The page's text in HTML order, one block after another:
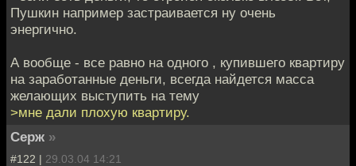
Пушкин например застраивается ну очень
энергично.
А вообще - все равно на одного , купившего квартиру
на заработанные деньги, всегда найдется масса
желающих выступить на тему
>мне дали плохую квартиру.
Серж »
#122 | 29.03.04 14:21